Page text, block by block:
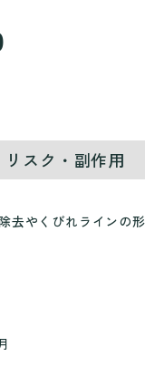
リスク・副作用
去やくびれラインの